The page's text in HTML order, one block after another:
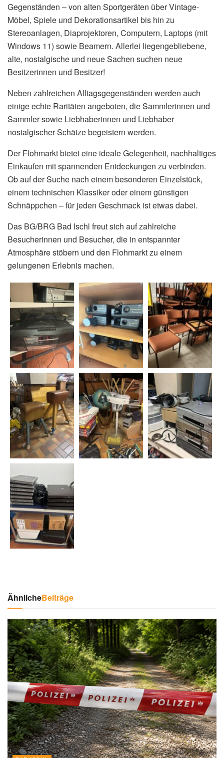
Gegenständen – von alten Sportgeräten über Vintage-
Möbel, Spiele und Dekorationsartikel bis hin zu
Stereoanlagen, Diaprojektoren, Computern, Laptops (mit
Windows 11) sowie Beamern. Allerlei liegengebliebene,
alte, nostalgische und neue Sachen suchen neue
Besitzerinnen und Besitzer!
Neben zahlreichen Alltagsgegenständen werden auch
einige echte Raritäten angeboten, die Sammlerinnen und
Sammler sowie Liebhaberinnen und Liebhaber
nostalgischer Schätze begeistern werden.
Der Flohmarkt bietet eine ideale Gelegenheit, nachhaltiges
Einkaufen mit spannenden Entdeckungen zu verbinden.
Ob auf der Suche nach einem besonderen Einzelstück,
einem technischen Klassiker oder einem günstigen
Schnäppchen – für jeden Geschmack ist etwas dabei.
Das BG/BRG Bad Ischl freut sich auf zahlreiche
Besucherinnen und Besucher, die in entspannter
Atmosphäre stöbern und den Flohmarkt zu einem
gelungenen Erlebnis machen.
ÄhnlicheBeiträge